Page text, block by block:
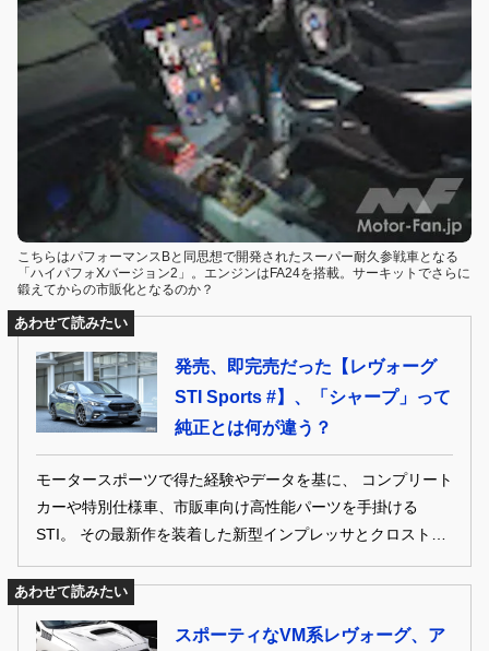
こちらはパフォーマンスBと同思想で開発されたスーパー耐久参戦車となる
「ハイパフォXバージョン2」。エンジンはFA24を搭載。サーキットでさらに
鍛えてからの市販化となるのか？
あわせて読みたい
発売、即完売だった【レヴォーグ
STI Sports #】、「シャープ」って
純正とは何が違う？
モータースポーツで得た経験やデータを基に、 コンプリート
カーや特別仕様車、市販車向け高性能パーツを手掛ける
STI。 その最新作を装着した新型インプレッサとクロストレ
ォーグ STI Sport♯に試乗。 テスターが、市街地を中心に走
あわせて読みたい
スポーティなVM系レヴォーグ、ア